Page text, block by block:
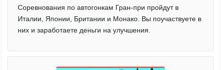
Соревнования по автогонкам Гран-при пройдут в
Италии, Японии, Британии и Монако. Вы поучаствуете в
них и заработаете деньги на улучшения.